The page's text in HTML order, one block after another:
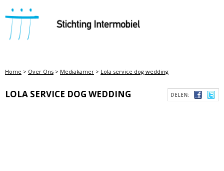
STICHTING INTERMOBIEL
Home > Over Ons > Mediakamer > Lola service dog wedding
DELEN:
LOLA SERVICE DOG WEDDING